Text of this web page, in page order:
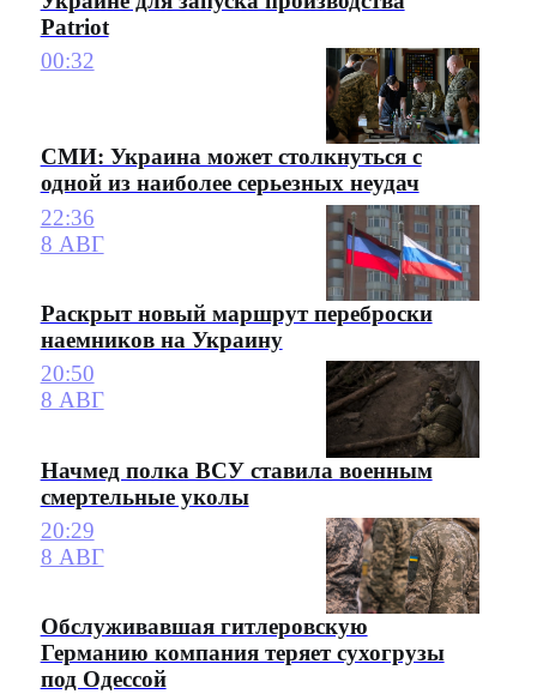
Patriot
00:32
СМИ: Украина может столкнуться с
одной из наиболее серьезных неудач
22:36
8 АВГ
Раскрыт новый маршрут переброски
наемников на Украину
20:50
8 АВГ
Начмед полка ВСУ ставила военным
смертельные уколы
20:29
8 АВГ
Обслуживавшая гитлеровскую
Германию компания теряет сухогрузы
под Одессой